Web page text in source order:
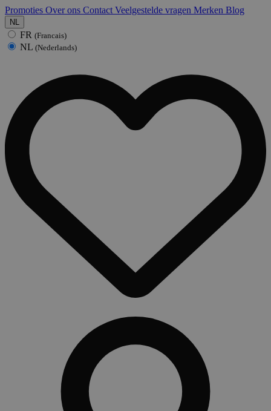
Promoties Over ons Contact Veelgestelde vragen Merken Blog
NL
FR (Francais)
NL (Nederlands)